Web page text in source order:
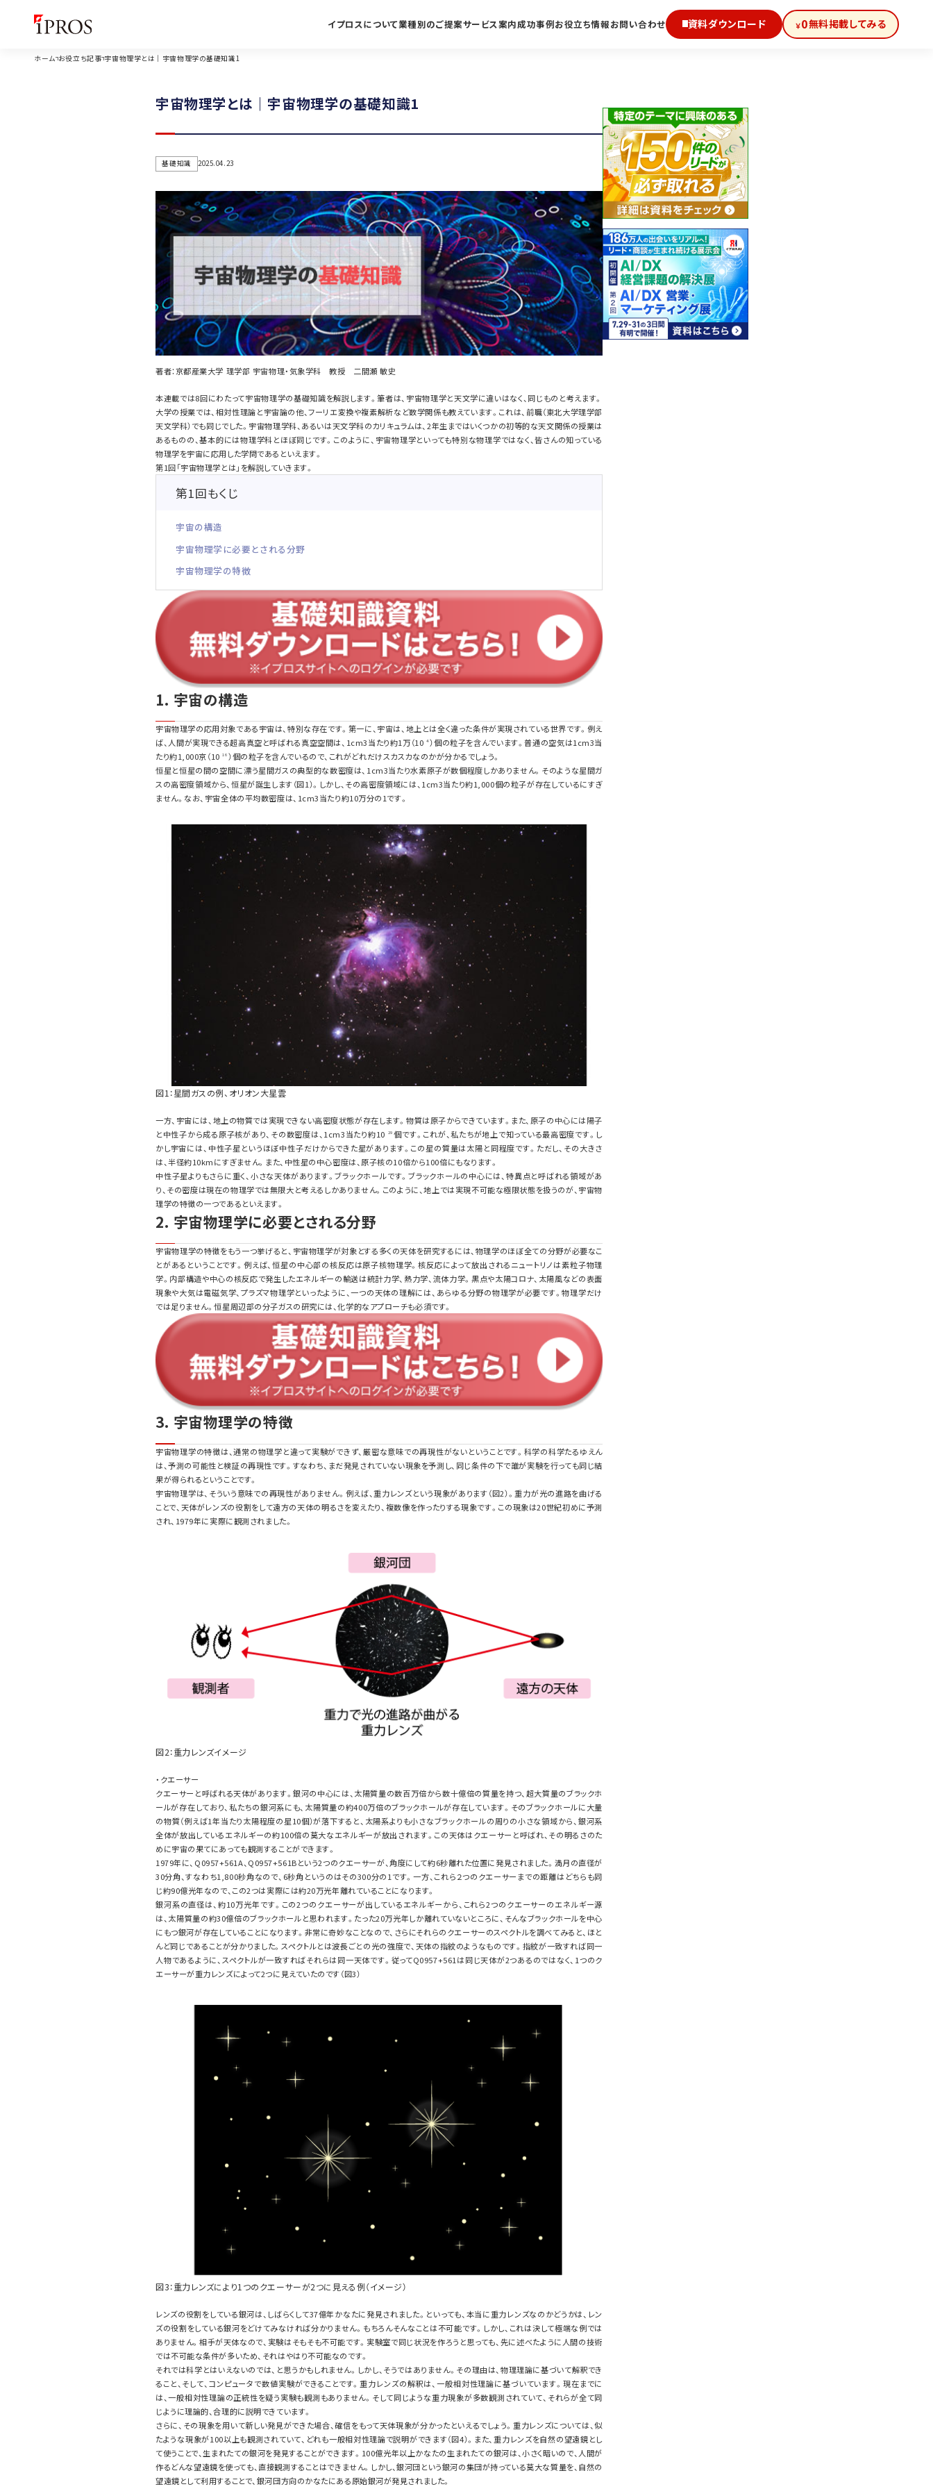
イプロスについて業種別のご提案サービス案内成功事例お役立ち情報お問い合わせ 資料ダウンロード ￥0無料掲載してみる
ホーム お役立ち記事 宇宙物理学とは｜宇宙物理学の基礎知識1
宇宙物理学とは｜宇宙物理学の基礎知識1
基礎知識 2025.04.23
著者：京都産業大学 理学部 宇宙物理・気象学科 教授 二間瀬 敏史
本連載では8回にわたって宇宙物理学の基礎知識を解説します。筆者は、宇宙物理学と天文学に違いはなく、同じものと考えます。
大学の授業では、相対性理論と宇宙論の他、フーリエ変換や複素解析など数学関係も教えています。これは、前職（東北大学理学部
天文学科）でも同じでした。宇宙物理学科、あるいは天文学科のカリキュラムは、2年生まではいくつかの初等的な天文関係の授業は
あるものの、基本的には物理学科とほぼ同じです。このように、宇宙物理学といっても特別な物理学ではなく、皆さんの知っている
物理学を宇宙に応用した学問であるといえます。
第1回「宇宙物理学とは」を解説していきます。
第1回もくじ
宇宙の構造
宇宙物理学に必要とされる分野
宇宙物理学の特徴
1. 宇宙の構造
宇宙物理学の応用対象である宇宙は、特別な存在です。第一に、宇宙は、地上とは全く違った条件が実現されている世界です。例え
ば、人間が実現できる超高真空と呼ばれる真空空間は、1cm3当たり約1万（104）個の粒子を含んでいます。普通の空気は1cm3当
たり約1,000京（1016 ）個の粒子を含んでいるので、これがどれだけスカスカなのかが分かるでしょう。
恒星と恒星の間の空間に漂う星間ガスの典型的な数密度は、1cm3当たり水素原子が数個程度しかありません。そのような星間ガ
スの高密度領域から、恒星が誕生します（図1）。しかし、その高密度領域には、1cm3当たり約1,000個の粒子が存在しているにすぎ
ません。なお、宇宙全体の平均数密度は、1cm3当たり約10万分の1です。
図1：星間ガスの例、オリオン大星雲
一方、宇宙には、地上の物質では実現できない高密度状態が存在します。物質は原子からできています。また、原子の中心には陽子
と中性子から成る原子核があり、その数密度は、1cm3当たり約10
29個です。これが、私たちが地上で知っている最高密度です。し
かし宇宙には、中性子星というほぼ中性子だけからできた星があります。この星の質量は太陽と同程度です。ただし、その大きさ
は、半径約10kmにすぎません。また、中性星の中心密度は、原子核の10倍から100倍にもなります。
中性子星よりもさらに重く、小さな天体があります。ブラックホールです。ブラックホールの中心には、特異点と呼ばれる領域があ
り、その密度は現在の物理学では無限大と考えるしかありません。このように、地上では実現不可能な極限状態を扱うのが、宇宙物
理学の特徴の一つであるといえます。
2. 宇宙物理学に必要とされる分野
宇宙物理学の特徴をもう一つ挙げると、宇宙物理学が対象とする多くの天体を研究するには、物理学のほぼ全ての分野が必要なこ
とがあるということです。例えば、恒星の中心部の核反応は原子核物理学。核反応によって放出されるニュートリノは素粒子物理
学。内部構造や中心の核反応で発生したエネルギーの輸送は統計力学、熱力学、流体力学。黒点や太陽コロナ、太陽風などの表面
現象や大気は電磁気学、プラズマ物理学といったように、一つの天体の理解には、あらゆる分野の物理学が必要です。物理学だけ
では足りません。恒星周辺部の分子ガスの研究には、化学的なアプローチも必須です。
3. 宇宙物理学の特徴
宇宙物理学の特徴は、通常の物理学と違って実験ができず、厳密な意味での再現性がないということです。科学の科学たるゆえん
は、予測の可能性と検証の再現性です。すなわち、まだ発見されていない現象を予測し、同じ条件の下で誰が実験を行っても同じ結
果が得られるということです。
宇宙物理学は、そういう意味での再現性がありません。例えば、重力レンズという現象があります（図2）。重力が光の進路を曲げる
ことで、天体がレンズの役割をして遠方の天体の明るさを変えたり、複数像を作ったりする現象です。この現象は20世紀初めに予測
され、1979年に実際に観測されました。
図2：重力レンズイメージ
・クエーサー
クエーサーと呼ばれる天体があります。銀河の中心には、太陽質量の数百万倍から数十億倍の質量を持つ、超大質量のブラックホ
ールが存在しており、私たちの銀河系にも、太陽質量の約400万倍のブラックホールが存在しています。そのブラックホールに大量
の物質（例えば1年当たり太陽程度の星10個）が落下すると、太陽系よりも小さなブラックホールの周りの小さな領域から、銀河系
全体が放出しているエネルギーの約100倍の莫大なエネルギーが放出されます。この天体はクエーサーと呼ばれ、その明るさのた
めに宇宙の果てにあっても観測することができます。
1979年に、Q0957+561A、Q0957+561Bという2つのクエーサーが、角度にして約6秒離れた位置に発見されました。満月の直径が
30分角、すなわち1,800秒角なので、6秒角というのはその300分の1です。一方、これら２つのクエーサーまでの距離はどちらも同
じ約90億光年なので、この2つは実際には約20万光年離れていることになります。
銀河系の直径は、約10万光年です。この2つのクエーサーが出しているエネルギーから、これら2つのクエーサーのエネルギー源
は、太陽質量の約30億倍のブラックホールと思われます。たった20万光年しか離れていないところに、そんなブラックホールを中心
にもつ銀河が存在していることになります。非常に奇妙なことなので、さらにそれらのクエーサーのスペクトルを調べてみると、ほと
んど同じであることが分かりました。スペクトルとは波長ごとの光の強度で、天体の指紋のようなものです。指紋が一致すれば同一
人物であるように、スペクトルが一致すればそれらは同一天体です。従ってQ0957+561は同じ天体が2つあるのではなく、1つのク
エーサーが重力レンズによって2つに見えていたのです（図3）
図3：重力レンズにより1つのクエーサーが2つに見える例（イメージ）
レンズの役割をしている銀河は、しばらくして37億年かなたに発見されました。といっても、本当に重力レンズなのかどうかは、レン
ズの役割をしている銀河をどけてみなければ分かりません。もちろんそんなことは不可能です。しかし、これは決して極端な例では
ありません。相手が天体なので、実験はそもそも不可能です。実験室で同じ状況を作ろうと思っても、先に述べたように人間の技術
では不可能な条件が多いため、それはやはり不可能なのです。
それでは科学とはいえないのでは、と思うかもしれません。しかし、そうではありません。その理由は、物理理論に基づいて解釈でき
ること、そして、コンピュータで数値実験ができることです。重力レンズの解釈は、一般相対性理論に基づいています。現在までに
は、一般相対性理論の正統性を疑う実験も観測もありません。そして同じような重力現象が多数観測されていて、それらが全て同
じように理論的、合理的に説明できています。
さらに、その現象を用いて新しい発見ができた場合、確信をもって天体現象が分かったといえるでしょう。重力レンズについては、似
たような現象が100以上も観測されていて、どれも一般相対性理論で説明ができます（図4）。また、重力レンズを自然の望遠鏡とし
て使うことで、生まれたての銀河を発見することができます。100億光年以上かなたの生まれたての銀河は、小さく暗いので、人間が
作るどんな望遠鏡を使っても、直接観測することはできません。しかし、銀河団という銀河の集団が持っている莫大な質量を、自然の
望遠鏡として利用することで、銀河団方向のかなたにある原始銀河が発見されました。